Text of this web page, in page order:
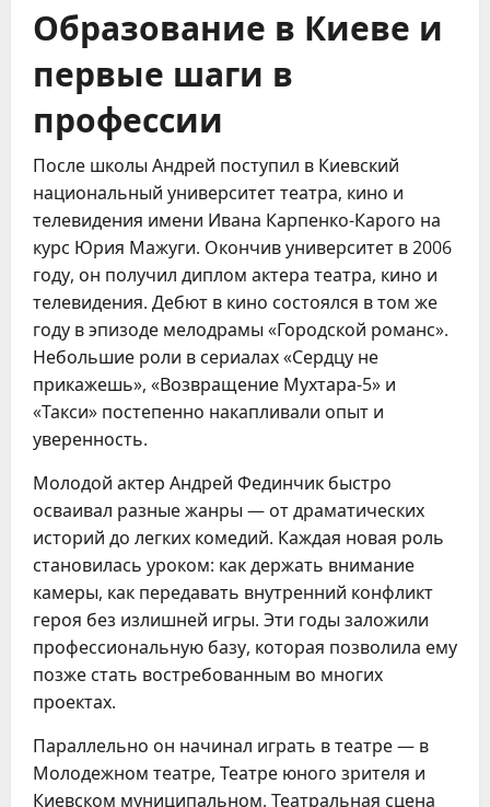
Образование в Киеве и
первые шаги в
профессии
После школы Андрей поступил в Киевский
национальный университет театра, кино и
телевидения имени Ивана Карпенко-Карого на
курс Юрия Мажуги. Окончив университет в 2006
году, он получил диплом актера театра, кино и
телевидения. Дебют в кино состоялся в том же
году в эпизоде мелодрамы «Городской романс».
Небольшие роли в сериалах «Сердцу не
прикажешь», «Возвращение Мухтара-5» и
«Такси» постепенно накапливали опыт и
уверенность.
Молодой актер Андрей Фединчик быстро
осваивал разные жанры — от драматических
историй до легких комедий. Каждая новая роль
становилась уроком: как держать внимание
камеры, как передавать внутренний конфликт
героя без излишней игры. Эти годы заложили
профессиональную базу, которая позволила ему
позже стать востребованным во многих
проектах.
Параллельно он начинал играть в театре — в
Молодежном театре, Театре юного зрителя и
Киевском муниципальном. Театральная сцена